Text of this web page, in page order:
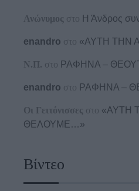
Ανώνυμος στο Η Άνδρος
enandro στο «ΑΥΤΗ ΤΗΝ
Ν.Π. στο ΡΑΦΗΝΑ –
enandro στο ΡΑΦΗΝΑ –
Οι Γειτόνισσες στο «ΑΥΤΗ
ΘΕΛΟΥΜΕ…»
Βίντεο